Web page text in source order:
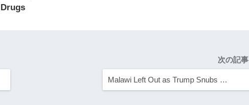
Drugs
次の記事
Malawi Left Out as Trump Snubs …